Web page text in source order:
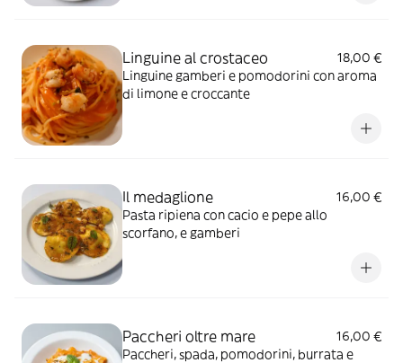
Linguine al crostaceo
18,00 €
Linguine gamberi e pomodorini con aroma
di limone e croccante
Il medaglione
16,00 €
Pasta ripiena con cacio e pepe allo
scorfano, e gamberi
Paccheri oltre mare
16,00 €
Paccheri, spada, pomodorini, burrata e